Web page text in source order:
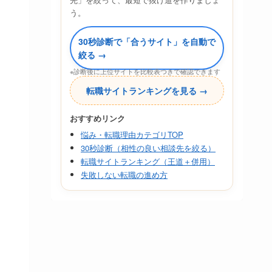
う。
30秒診断で「合うサイト」を自動で
絞る →
※診断後に上位サイトを比較表つきで確認できます
転職サイトランキングを見る →
おすすめリンク
悩み・転職理由カテゴリTOP
30秒診断（相性の良い相談先を絞る）
転職サイトランキング（王道＋併用）
失敗しない転職の進め方